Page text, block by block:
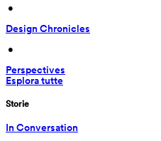
•
Design Chronicles
•
Perspectives
Esplora tutte
Storie
In Conversation